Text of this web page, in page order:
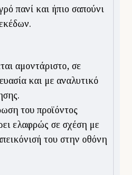
πανί και ήπιο σαπούνι
αμοντάριστο, σε
και με αναλυτικό
του προϊόντος
ελαφρώς σε σχέση με
του στην οθόνη